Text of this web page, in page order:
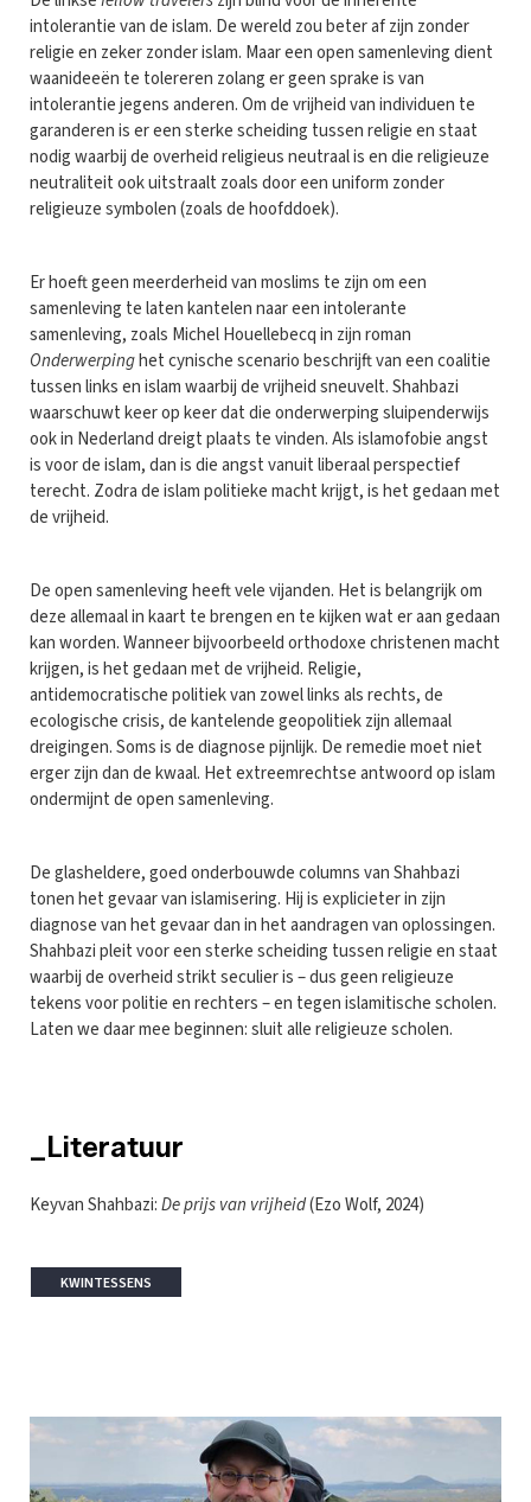
intolerantie van de islam. De wereld zou beter af zijn zonder
religie en zeker zonder islam. Maar een open samenleving dient
waanideeën te tolereren zolang er geen sprake is van
intolerantie jegens anderen. Om de vrijheid van individuen te
garanderen is er een sterke scheiding tussen religie en staat
nodig waarbij de overheid religieus neutraal is en die religieuze
neutraliteit ook uitstraalt zoals door een uniform zonder
religieuze symbolen (zoals de hoofddoek).
Er hoeft geen meerderheid van moslims te zijn om een
samenleving te laten kantelen naar een intolerante
samenleving, zoals Michel Houellebecq in zijn roman
Onderwerpinghet cynische scenario beschrijft van een coalitie
tussen links en islam waarbij de vrijheid sneuvelt. Shahbazi
waarschuwt keer op keer dat die onderwerping sluipenderwijs
ook in Nederland dreigt plaats te vinden. Als islamofobie angst
is voor de islam, dan is die angst vanuit liberaal perspectief
terecht. Zodra de islam politieke macht krijgt, is het gedaan met
de vrijheid.
De open samenleving heeft vele vijanden. Het is belangrijk om
deze allemaal in kaart te brengen en te kijken wat er aan gedaan
kan worden. Wanneer bijvoorbeeld orthodoxe christenen macht
krijgen, is het gedaan met de vrijheid. Religie,
antidemocratische politiek van zowel links als rechts, de
ecologische crisis, de kantelende geopolitiek zijn allemaal
dreigingen. Soms is de diagnose pijnlijk. De remedie moet niet
erger zijn dan de kwaal. Het extreemrechtse antwoord op islam
ondermijnt de open samenleving.
De glasheldere, goed onderbouwde columns van Shahbazi
tonen het gevaar van islamisering. Hij is explicieter in zijn
diagnose van het gevaar dan in het aandragen van oplossingen.
Shahbazi pleit voor een sterke scheiding tussen religie en staat
waarbij de overheid strikt seculier is – dus geen religieuze
tekens voor politie en rechters – en tegen islamitische scholen.
Laten we daar mee beginnen: sluit alle religieuze scholen.
_Literatuur
Keyvan Shahbazi:De prijs van vrijheid(Ezo Wolf, 2024)
KWINTESSENS